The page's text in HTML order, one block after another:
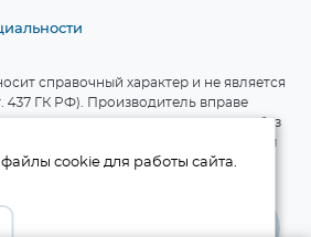
справочный характер и не является
437 ГК РФ). Производитель вправе
и комплект поставки без
данные приведены на официальном
cookie для работы сайта.